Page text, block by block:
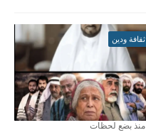
ثقافة ودين
منذ بضع لحظات